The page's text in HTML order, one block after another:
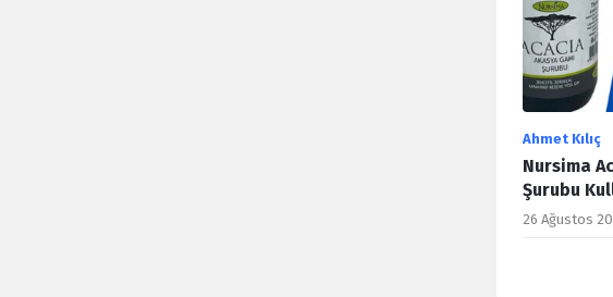
Ahmet Kılıç
Nursima
Şurubu
26 Ağustos